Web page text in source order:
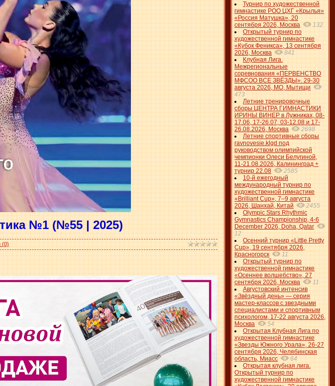
№1 (№55 | 2025)
(0)
Турнир по художественной
гимнастике РОО ЦХГ «Крылья»
«Россия Матушка», 20
сентября 2026, Москва
132
Открытый турнир по
художественной гимнастике
«Кубок Феникса», 13 сентября
2026, Москва
841
Клубная Лига.
Межрегиональные
соревнования «ПЕРВЕНСТВО
МФСОО ВСЕ ЗВЁЗДЫ». 29-30
августа 2026, МО, Мытищи
473
Летние тренировочные
сборы ЦЕНТРА ГИМНАСТИКИ
ИРИНЫ ВИНЕР в Лужниках, 08-
17.06, 17-26.07, 03-12.08 и 17-
26.08.2026, Москва
2698
Летние спортивные сборы
ravnovesie.klgd под
руководством олимпийской
чемпионки Олеси Белугиной,
11-21.08.2026, Калининград +
турнир 22.08
2585
10-й ежегодный
международный турнир по
художественной гимнастике
«Brilliant Cup», 7–9 августа
2026, Шанхай, Китай
2455
Olympic Stars Rhythmic
Gymnastics Championship, 4-6
December 2026, Doha, Qatar
12
Осенний турнир «Little Pretty
Cup», 19 сентября 2026,
Красногорск
11
Открытый турнир по
художественной гимнастике
«Осеннее волшебство», 27
сентября 2026, Москва
11
Августовский интенсив
«Звёздный день» — серия
мастер-классов с звездными
специалистами и спортивным
психологом, 17-22 августа 2026,
Москва
54
Открытая Клубная Лига по
художественной гимнастике
«Звезды Южного Урала», 26-27
сентября 2026, Челябинская
область, Миасс
64
Открытая клубная лига.
Открытый турнир по
художественной гимнастике